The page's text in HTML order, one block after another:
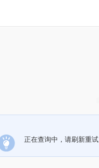
正在查询中，请刷新重试